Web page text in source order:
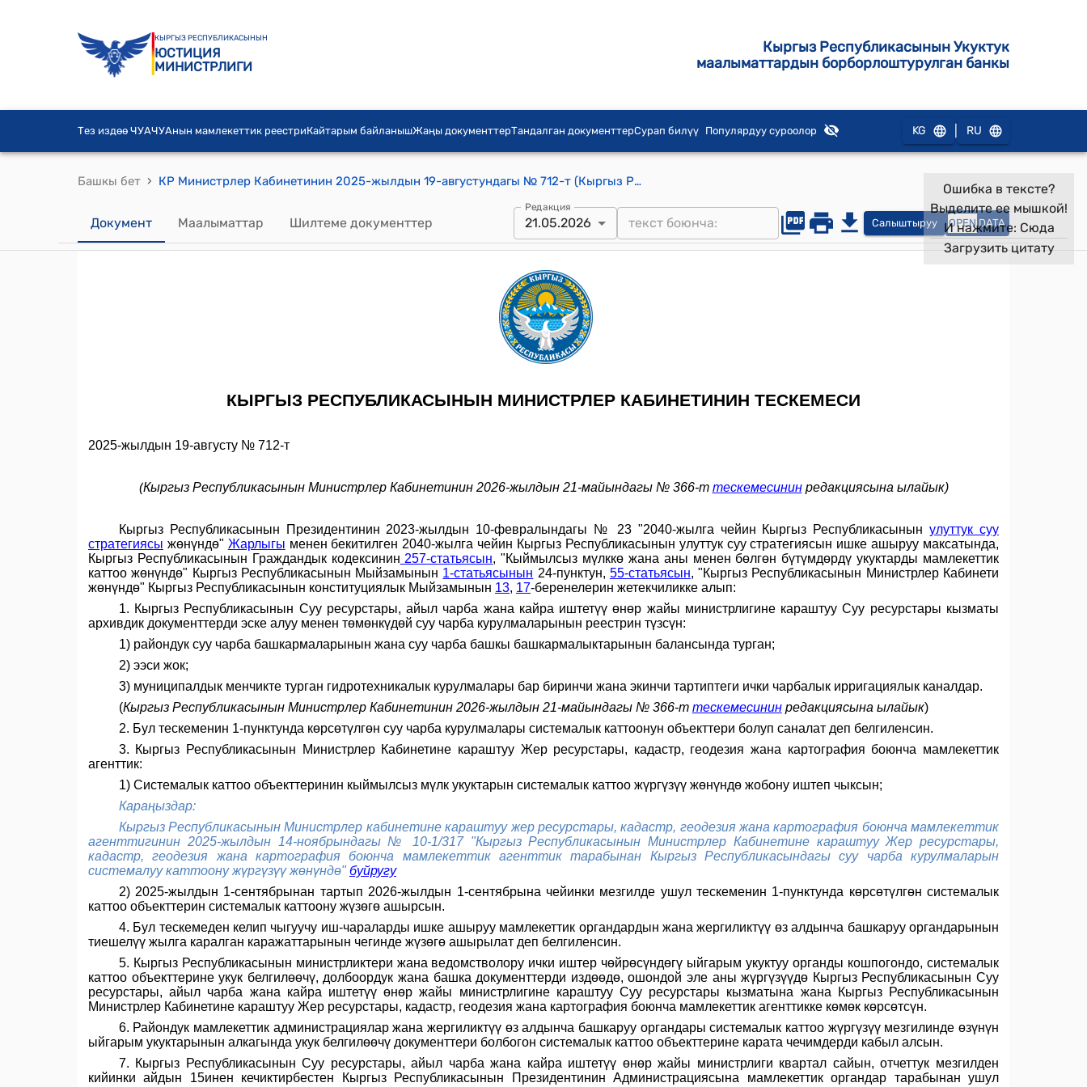
КЫРГЫЗ РЕСПУБЛИКАСЫНЫН
ЮСТИЦИЯ
МИНИСТРЛИГИ
Кыргыз Республикасынын Укуктук
маалыматтардын борборлоштурулган банкы
Тез издөө ЧУАЧУАнын мамлекеттик реестриКайтарым байланышЖаңы документтерТандалган документтерСурап билүү Популярдуу суроолор KG RU
Башкы бет › КР Министрлер Кабинетинин 2025-жылдын 19-августундагы № 712-т (Кыргыз Республикасынын улуттук суу стратегиясын ишке ашыруу тууралуу) тескемеси
Документ Маалыматтар Шилтеме документтер
Редакция
21.05.2026 Салыштыруу OPEN DATA
Ошибка в тексте?
Выделите ее мышкой!
И нажмите: Сюда
Загрузить цитату